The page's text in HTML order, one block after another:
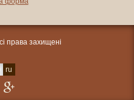
права захищені
ru